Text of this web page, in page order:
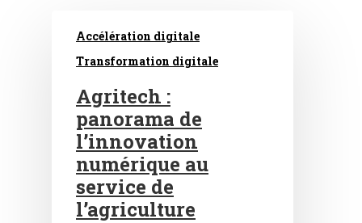
Accélération digitale
Transformation digitale
Agritech :
panorama de
l’innovation
numérique au
service de
l’agriculture